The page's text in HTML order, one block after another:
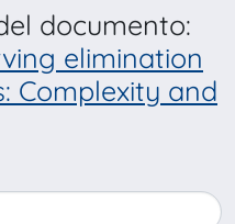
documento:
elimination
Complexity and